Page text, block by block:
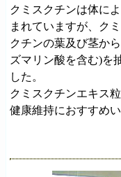
クミスクチンは体に
まれていますが、ク
クチンの葉及び茎か
ズマリン酸を含む)を
した。
クミスクチンエキス
健康維持におすすめい